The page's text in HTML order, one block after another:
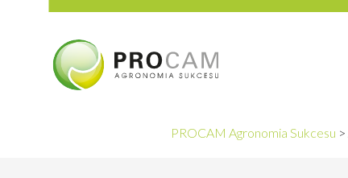
PROCAM Agronomia Sukcesu >